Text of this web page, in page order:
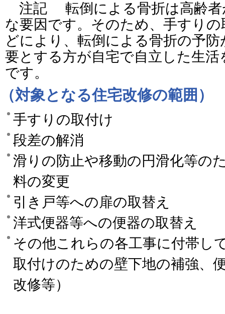
注記 転倒による骨折は高齢者
な要因です。そのため、手すり
どにより、転倒による骨折の予
要とする方が自宅で自立した生
です。
（対象となる住宅改修の範囲）
手すりの取付け
段差の解消
滑りの防止や移動の円滑化等の
料の変更
引き戸等への扉の取替え
洋式便器等への便器の取替え
その他これらの各工事に付帯し
取付けのための壁下地の補強、
改修等）